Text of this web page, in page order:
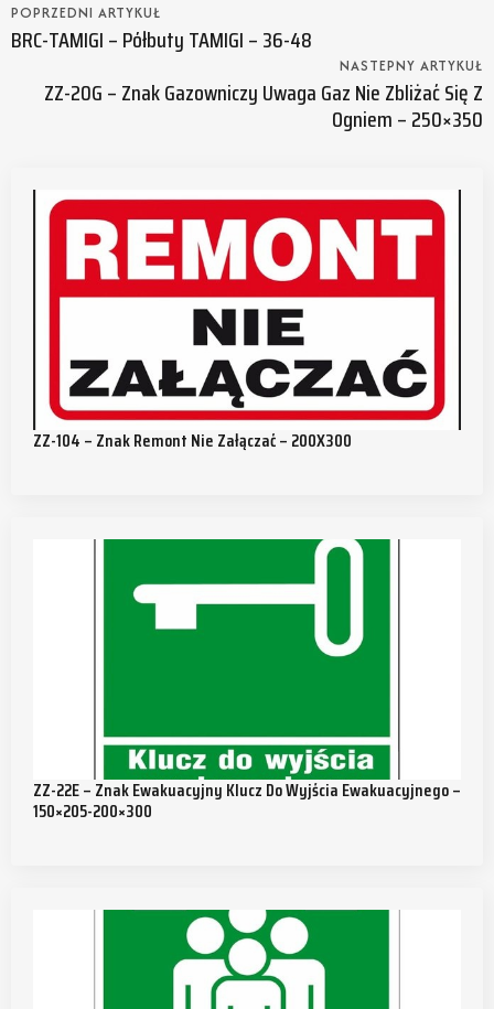
POPRZEDNI ARTYKUŁ
BRC-TAMIGI – Półbuty TAMIGI – 36-48
NASTEPNY ARTYKUŁ
ZZ-20G – Znak Gazowniczy Uwaga Gaz Nie Zbliżać Się Z
Ogniem – 250×350
ZZ-104 – Znak Remont Nie Załączać – 200X300
ZZ-22E – Znak Ewakuacyjny Klucz Do Wyjścia Ewakuacyjnego –
150×205-200×300